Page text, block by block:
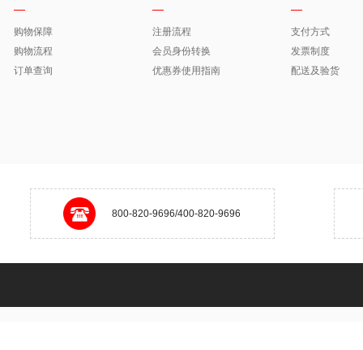
购物保障
购物流程
订单查询
注册流程
会员身份转换
优惠券使用指南
支付方式
发票制度
配送及验货
800-820-9696/400-820-9696